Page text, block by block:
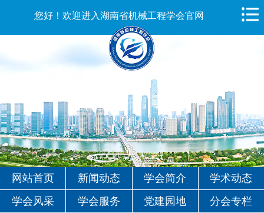
您好！欢迎进入湖南省机械工程学会官网
网站首页 新闻动态 学会简介
学术动态
学会风采
学会服务 党建园地 分会专栏